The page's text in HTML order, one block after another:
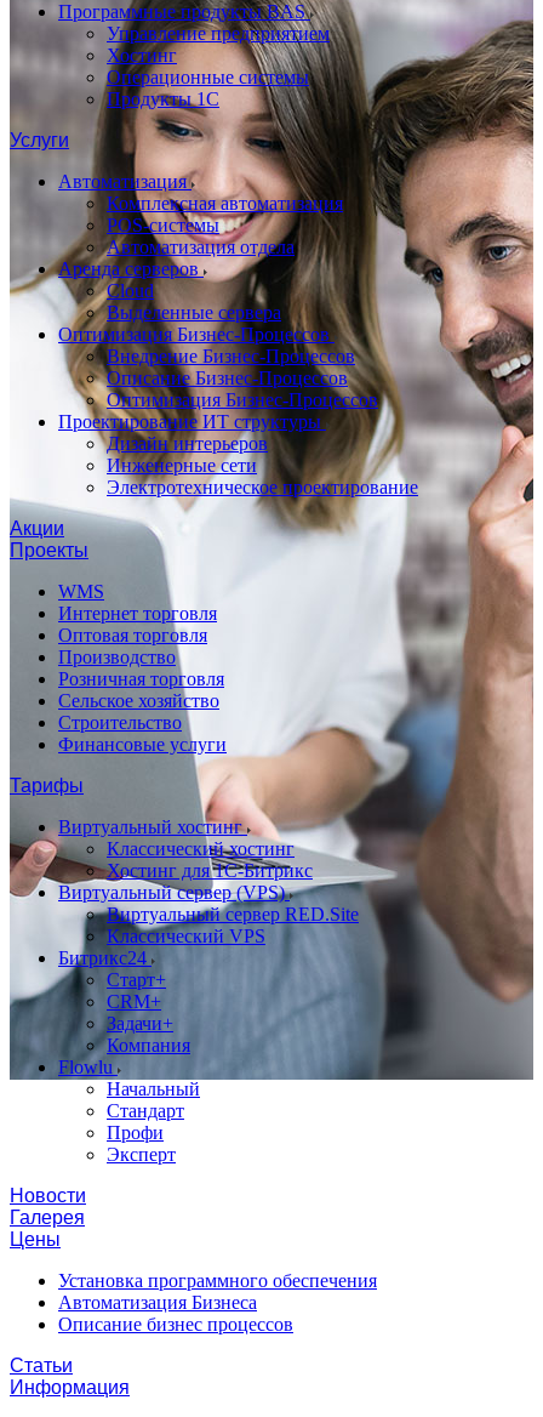
Программные продукты BAS
Управление предприятием
Хостинг
Операционные системы
Продукты 1С
Услуги
Автоматизация
Комплексная автоматизация
POS-системы
Автоматизация отдела
Аренда серверов
Cloud
Выделенные сервера
Оптимизация Бизнес-Процессов
Внедрение Бизнес-Процессов
Описание Бизнес-Процессов
Оптимизация Бизнес-Процессов
Проектирование ИТ структуры
Дизайн интерьеров
Инженерные сети
Электротехническое проектирование
Акции
Проекты
WMS
Интернет торговля
Оптовая торговля
Производство
Розничная торговля
Сельское хозяйство
Строительство
Финансовые услуги
Тарифы
Виртуальный хостинг
Классический хостинг
Хостинг для 1С-Битрикс
Виртуальный сервер (VPS)
Виртуальный сервер RED.Site
Классический VPS
Битрикс24
Старт+
CRM+
Задачи+
Компания
Flowlu
Начальный
Стандарт
Профи
Эксперт
Новости
Галерея
Цены
Установка программного обеспечения
Автоматизация Бизнеса
Описание бизнес процессов
Статьи
Информация